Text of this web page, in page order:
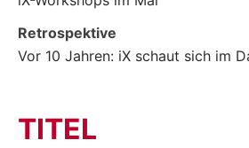
Retrospektive
Vor 10 Jahren: iX schaut sich im
TITEL